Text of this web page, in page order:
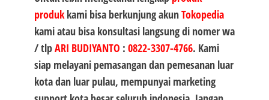
produkkami bisa berkunjung akunTokopedia
kami atau bisa konsultasi langsung di nomer wa
/ tlpARI BUDIYANTO : 0822-3307-4766. Kami
siap melayani pemasangan dan pemesanan luar
kota dan luar pulau, mempunyai marketing